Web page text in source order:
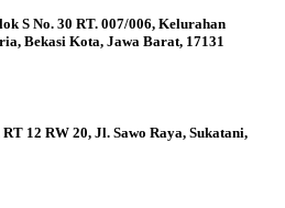
S No. 30 RT. 007/006, Kelurahan
Bekasi Kota, Jawa Barat, 17131
12 RW 20, Jl. Sawo Raya, Sukatani,